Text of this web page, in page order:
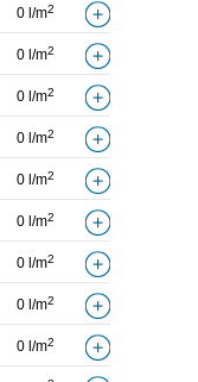
0 l/m2
0 l/m2
0 l/m2
0 l/m2
0 l/m2
0 l/m2
0 l/m2
0 l/m2
0 l/m2